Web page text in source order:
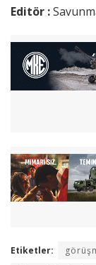
Editör :
Etiketler: